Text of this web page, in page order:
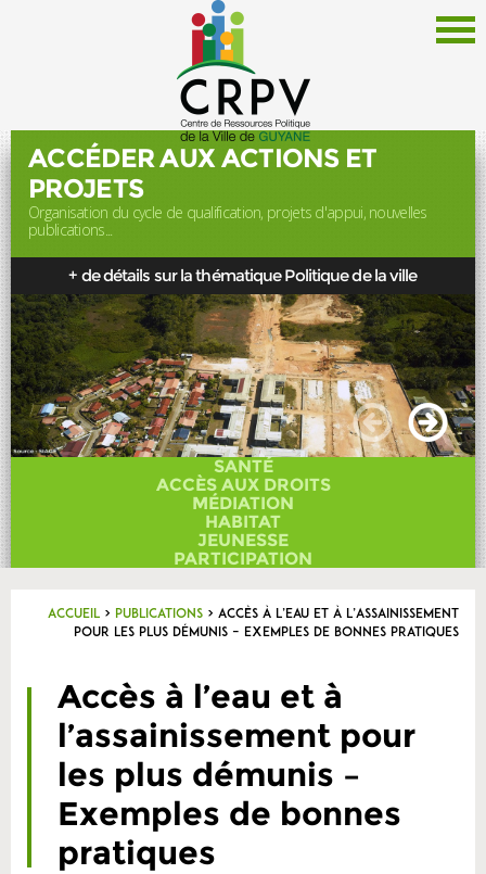
Liens
Offres d'emploi
Actualités
Newsletter
Contact
Le CRPV
Thématiques
Documentation
Politique de la Ville
ACCÉDER AUX ACTIONS ET
PROJETS
Organisation du cycle de qualification, projets d'appui, nouvelles
publications...
+ de détails sur la thématique Politique de la ville
SANTÉ
ACCÈS AUX DROITS
MÉDIATION
HABITAT
JEUNESSE
PARTICIPATION
Accueil > Publications > Accès à l’eau et à l’assainissement
pour les plus démunis – Exemples de bonnes pratiques
Accès à l’eau et à
l’assainissement pour
les plus démunis –
Exemples de bonnes
pratiques